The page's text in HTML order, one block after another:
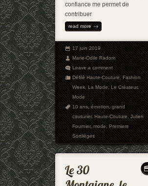
confiance me permet de
contribuer
read more
17 juin 2019
Marie-Odile Radom
Leave a comment
Défilé Haute-Couture,Fashion
Week,La Mode,Le Créateur,
Mode
10 ans,émotion,grand
couturier,Haute-Couture,Julien
Fournier,mode,Premiers
Sortilèges